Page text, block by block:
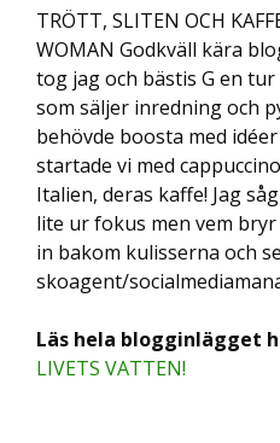
TRÖTT, SLITEN OCH
WOMAN Godkväll kära
tog jag och bästis G en
som säljer inredning och
behövde boosta med
startade vi med
Italien, deras kaffe! Jag
lite ur fokus men vem
in bakom kulisserna och
skoagent/
Läs hela blogginlägget
LIVETS VATTEN!